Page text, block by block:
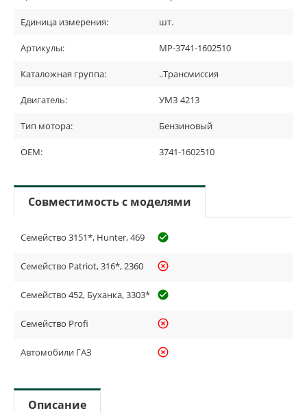
Единица измерения: шт.
Артикулы: МР-3741-1602510
Каталожная группа: ..Трансмиссия
Двигатель: УМЗ 4213
Тип мотора: Бензиновый
OEM: 3741-1602510
Совместимость с моделями
Семейство 3151*, Hunter, 469 check_circle_outline
Семейство Patriot, 316*, 2360 highlight_off
Семейство 452, Буханка, 3303* check_circle_outline
Семейство Profi highlight_off
Автомобили ГАЗ highlight_off
Описание